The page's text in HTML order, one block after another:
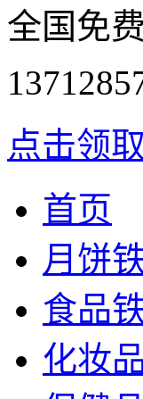
全国免
点击领
首页
月饼
食品
化妆